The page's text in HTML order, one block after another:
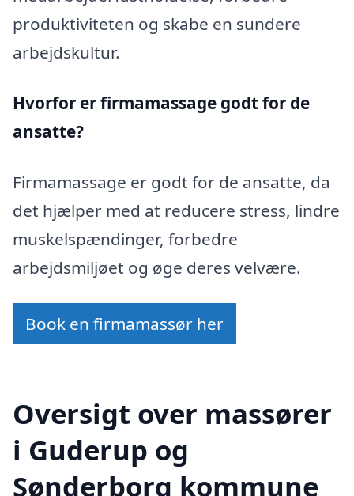
produktiviteten og skabe en sundere
arbejdskultur.
Hvorfor er firmamassage godt for de
ansatte?
Firmamassage er godt for de ansatte, da
det hjælper med at reducere stress, lindre
muskelspændinger, forbedre
arbejdsmiljøet og øge deres velvære.
Book en firmamassør her
Oversigt over massører
i Guderup og
Sønderborg kommune